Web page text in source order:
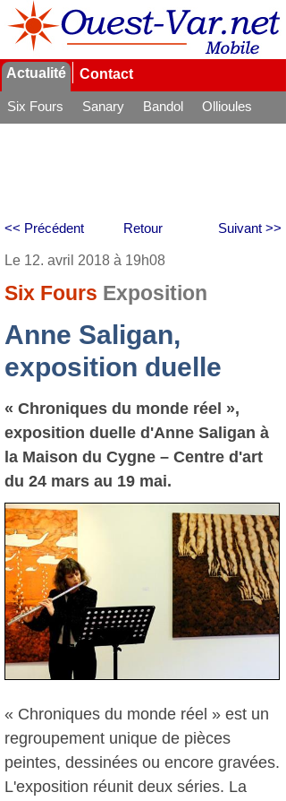
Actualité Contact
Six Fours Sanary Bandol
Ollioules
Retour
<< Précédent Suivant >>
Le 12. avril 2018 à 19h08
Six Fours Exposition
Anne Saligan,
exposition duelle
« Chroniques du monde réel »,
exposition duelle d'Anne Saligan à
la Maison du Cygne – Centre d'art
du 24 mars au 19 mai.
« Chroniques du monde réel » est un
regroupement unique de pièces
peintes, dessinées ou encore gravées.
L'exposition réunit deux séries. La